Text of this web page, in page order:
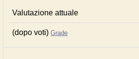
Valutazione attuale
(dopo voti) Grade